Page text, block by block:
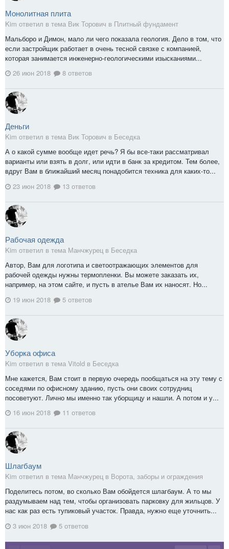
Монолитная плита
Kim ответил в тема Вик Торович в Плитный фундамент
Мальборо и Димон, мало ли чего показала геология. Дело в том, что
если застройщик работает в очень тесной связке с компанией,
которая занимается инженерно-геологическими изысканиями...
26 июн 2018
8 ответов
Деньги
Kim ответил в тема Вик Торович в Беседка
А о какой сумме вообще идет речь? Я бы все-таки рассматривал
варианты или взять в долг, или идти в банк за кредитом. Тем более,
вдруг Вам в ближайший месяц понадобится техника для каких-то...
23 июн 2018
13 ответов
Рабочая одежда
Kim ответил в тема Манчжурец в Беседка
Автор, Вам для логотипа и светоотражающих элементов для
рабочей одежды нужны термопленки. Вы можете заказать их,
например, на этом сайте, и пусть в ателье Вам их наносят. Но...
19 июн 2018
5 ответов
Уборка офиса
Kim ответил в тема Vitold в Беседка
Мне кажется, Вам стоит в первую очередь пообщаться на эту тему с
соседями по офисному зданию, пусть они своих сотрудниц
посоветуют. Лично мы именно так уборщицу и нашли. А потом и у...
16 июн 2018
11 ответов
Шлагбаум
Kim ответил в тема Манчжурец в Ворота, заборы и ограждения
Поделитесь потом, во сколько Вам обойдется шлагбаум. А то мы
раздумываем над тем, чтобы организовать парковку для жильцов. У
нас как раз есть тупиковый участок. Правда, нужно еще уточнить...
3 июн 2018
5 ответов